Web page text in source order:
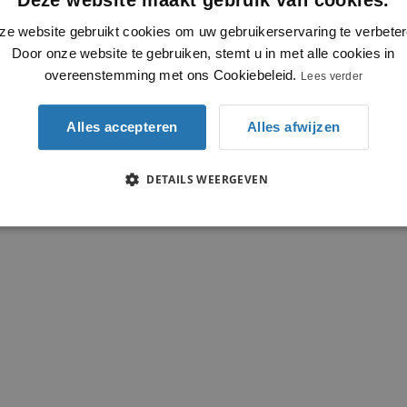
website gebruikt cookies om uw gebruikerservaring te
Door onze website te gebruiken, stemt u in met alle cookies in
overeenstemming met ons Cookiebeleid. Lees verder
Alles accepteren Alles afwijzen
DETAILS WEERGEVEN